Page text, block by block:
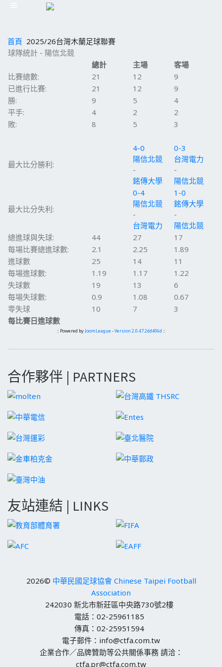
首頁 2025/26台灣木蘭足球聯賽
球隊統計 - 陽信北競
總計
主場
客場
比賽總數:
21 12
9
已進行比賽:
21 12
9
勝:
9 5
4
平手:
4 2
2
敗:
8 5 3
最大比分勝利:
4-0
陽信北競
-
銘傳大學
0-3
台灣電力
-
陽信北競
最大比分失利:
0-4
陽信北競
-
台灣電力
1-0
銘傳大學
-
陽信北競
總進球與失球:
44 27
17
每場比賽總進球數:
2.1 2.25
1.89
進球數
25 14
11
每場進球數:
1.19 1.17
1.22
失球數
19 13
6
每場失球數:
0.9 1.08
0.67
零失球
10 7
3
每比賽日進球數
:: Powered by JoomLeague -Version 2.0.47.2dd406d ::
合作夥伴 | PARTNERS
友站連結 | LINKS
2026© 中華民國足球協會 Chinese Taipei Football
Association
242030 新北市新莊區中央路730號2樓
電話：02-25961185
傳真：02-25951594
電子郵件：info@ctfa.com.tw
企業合作／品牌贊助等公共關係事務 請洽：
ctfa.pr@ctfa.com.tw